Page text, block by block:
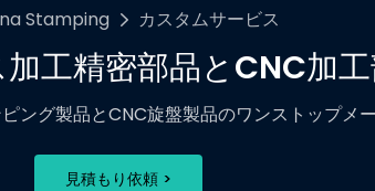
Stamping カスタムサービス
工精密部品とCNC加
ング製品とCNC旋盤製品のワンストップメ
見積もり依頼 >